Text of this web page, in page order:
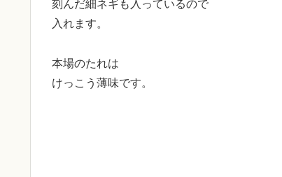
刻んだ細ネギも入っているので
入れます。
本場のたれは
けっこう薄味です。